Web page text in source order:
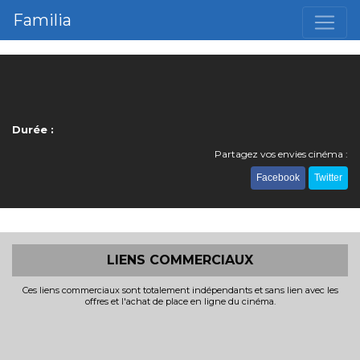
Familia
Durée :
Partagez vos envies cinéma :
Facebook Twitter
LIENS COMMERCIAUX
Ces liens commerciaux sont totalement indépendants et sans lien avec les
offres et l'achat de place en ligne du cinéma.